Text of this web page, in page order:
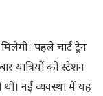
पहले चार्ट ट्रेन
यात्रियों को स्टेशन
नई व्यवस्था में यह